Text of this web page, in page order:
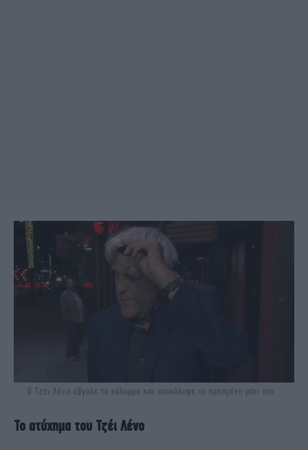
O Τζέι Λένο έβγαλε το κάλυμμα και αποκάλυψε το πρησμένο μάτι του
Το ατύχημα του Τζέι Λένο